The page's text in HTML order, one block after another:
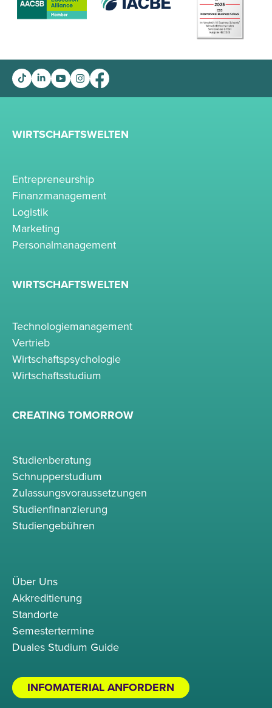
WIRTSCHAFTSWELTEN
Entrepreneurship
Finanzmanagement
Logistik
Marketing
Personalmanagement
WIRTSCHAFTSWELTEN
Technologiemanagement
Vertrieb
Wirtschaftspsychologie
Wirtschaftsstudium
CREATING TOMORROW
Studienberatung
Schnupperstudium
Zulassungsvoraussetzungen
Studienfinanzierung
Studiengebühren
Über Uns
Akkreditierung
Standorte
Semestertermine
Duales Studium Guide
INFOMATERIAL ANFORDERN